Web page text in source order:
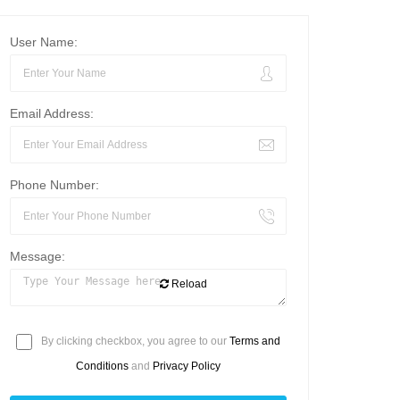
User Name:
Email Address:
Phone Number:
Message:
Reload
By clicking checkbox, you agree to our Terms and
Conditions and Privacy Policy